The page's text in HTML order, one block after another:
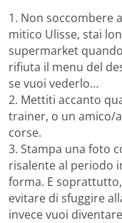
1. Non soccombere
mitico Ulisse, stai
supermarket
rifiuta il menu del
se vuoi vederlo…
2. Mettiti accanto
trainer, o un amico/
corse.
3. Stampa una foto
risalente al periodo
forma. E
evitare di sfuggire
invece vuoi